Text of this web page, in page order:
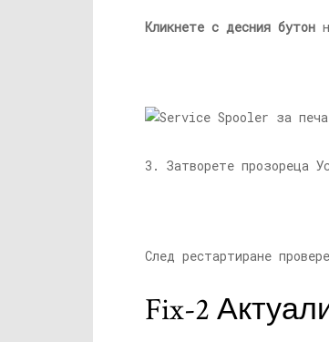
Кликнете с десния бутон
3. Затворете прозореца
След рестартиране
Fix-2